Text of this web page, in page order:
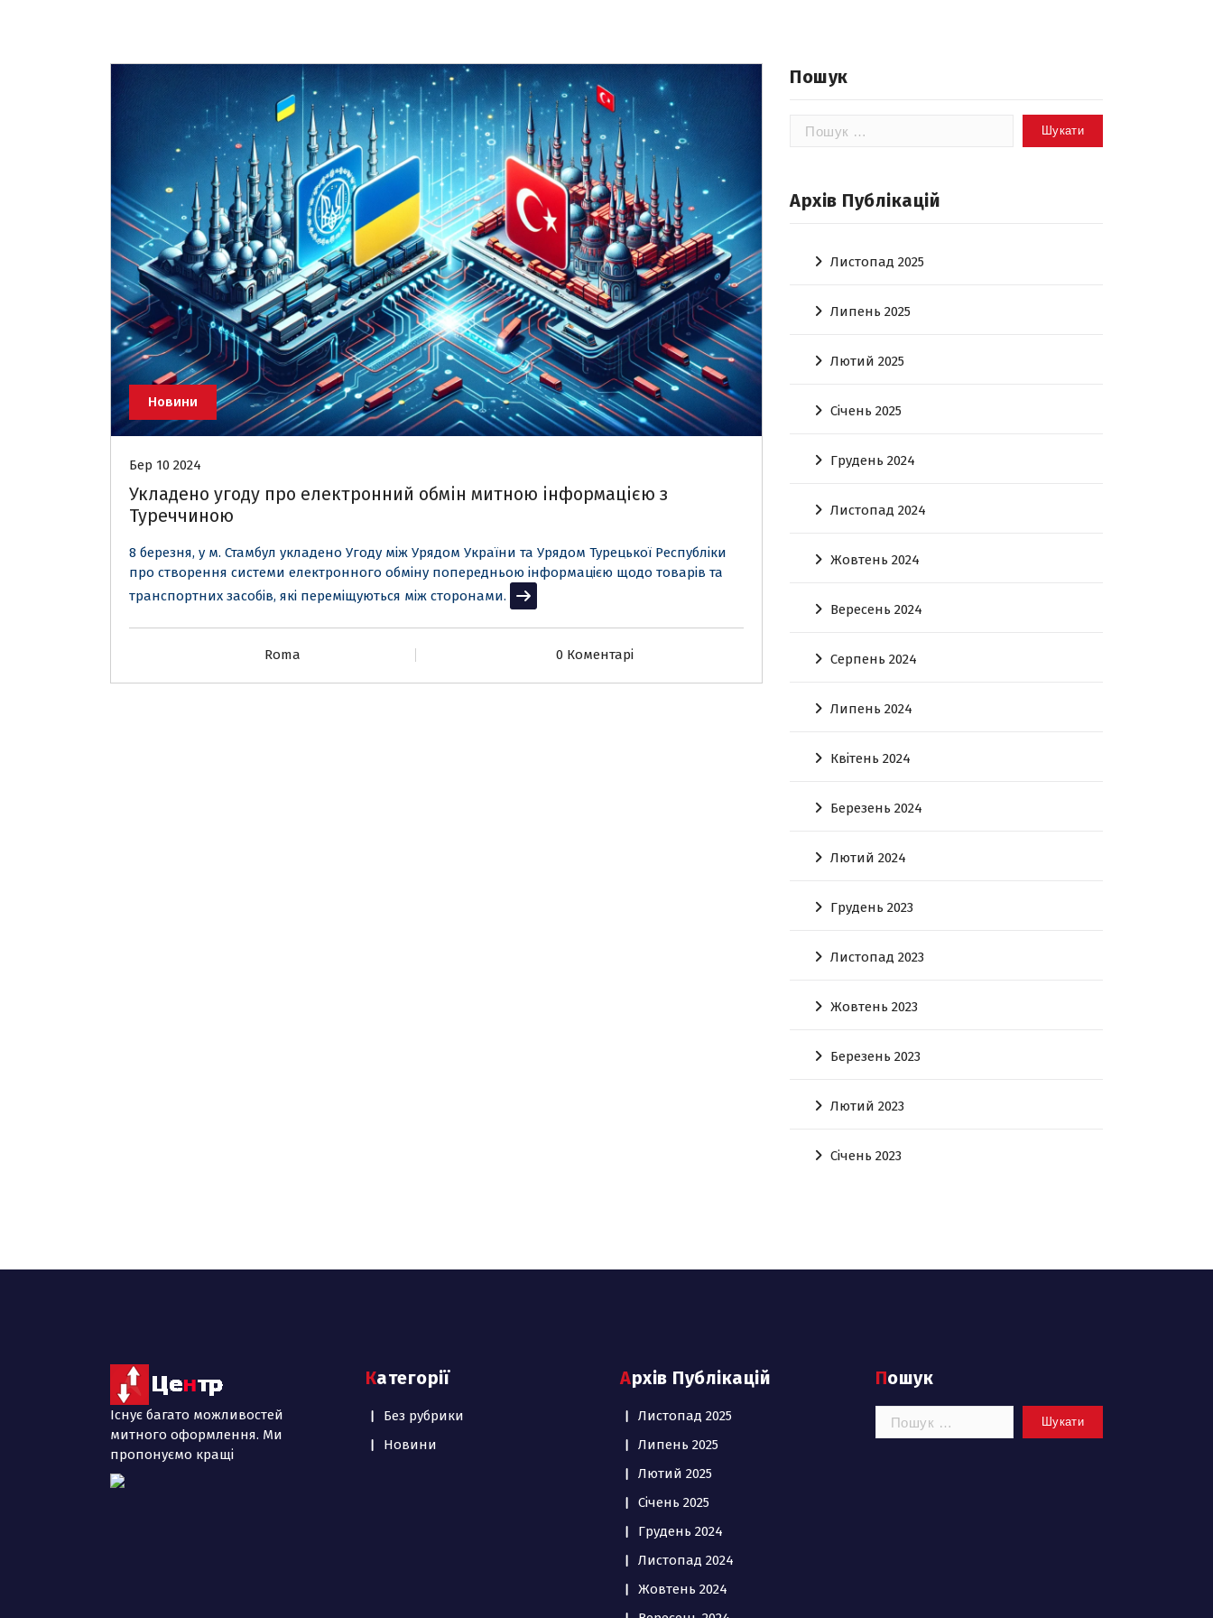
Новини
Бер 10 2024
Укладено угоду про електронний обмін митною інформацією з
Туреччиною
8 березня, у м. Стамбул укладено Угоду між Урядом України та Урядом Турецької Республіки
про створення системи електронного обміну попередньою інформацією щодо товарів та
транспортних засобів, які переміщуються між сторонами.
Читати далі
Roma 0 Коментарі
Пошук
Пошук:
Архів Публікацій
Листопад 2025
Липень 2025
Лютий 2025
Січень 2025
Грудень 2024
Листопад 2024
Жовтень 2024
Вересень 2024
Серпень 2024
Липень 2024
Квітень 2024
Березень 2024
Лютий 2024
Грудень 2023
Листопад 2023
Жовтень 2023
Березень 2023
Лютий 2023
Січень 2023
Існує багато можливостей
митного оформлення. Ми
пропонуємо кращі
Категорії
Без рубрики
Новини
Архів Публікацій
Листопад 2025
Липень 2025
Лютий 2025
Січень 2025
Грудень 2024
Листопад 2024
Жовтень 2024
Пошук
Пошук: